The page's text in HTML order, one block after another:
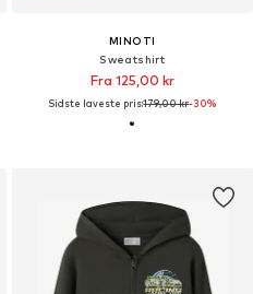
MINOTI
Sweatshirt
Fra 125,00 kr
Sidste laveste pris:179,00 kr-30%